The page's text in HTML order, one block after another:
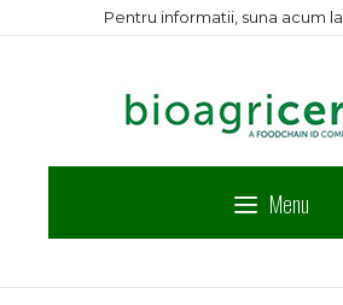
la
Pentru informatii, suna acum la
Menu